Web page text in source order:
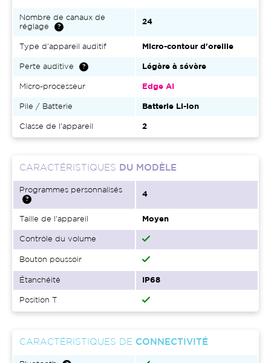
Nombre de canaux de
réglage
24
Type d'appareil auditif Micro-contour d'oreille
Perte auditive Légère à sévère
Micro-processeur Edge AI
Pile / Batterie Batterie Li-ion
Classe de l'appareil 2
CARACTÉRISTIQUES DU MODÈLE
Programmes personnalisés
4
Taille de l'appareil Moyen
Contrôle du volume
Bouton poussoir
Étanchéité IP68
Position T
CARACTÉRISTIQUES DE CONNECTIVITÉ